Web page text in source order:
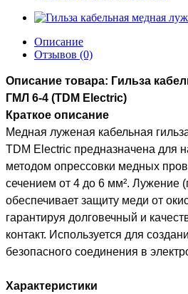
Описание
Отзывов (0)
Описание товара: Гильза
ГМЛ 6-4 (TDM Electric)
Краткое описание
Медная луженая кабельная
TDM Electric предназначена для
методом опрессовки медных
сечением от 4 до 6 мм². Лужение
обеспечивает защиту меди от
гарантируя долговечный и
контакт. Используется для
безопасного соединения в
Характеристики